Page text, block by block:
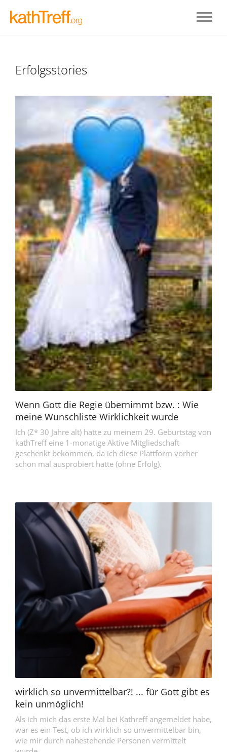
Einloggen
JETZT MITGLIED WERDEN
Erfolgsstories
Wenn Gott die Regie übernimmt bzw. : Wie
meine Wunschliste Wirklichkeit wurde
Ich (Z* 30 Jahre alt) hatte zu meinem 29. Geburtstag von
kathTreff eine 1-monatige Aktive Mitgliedschaft
geschenkt bekommen, da ich diese Plattform vorher
schon mal ausprobiert hatte (ohne Erfolg).
wirklich so unvermittelbar?! ... für Gott gibt es
kein unmöglich!
Als ich mich das erste Mal bei Kathreff angemeldet habe,
war es ein Test, ob ich wirklich so unvermittelbar bin,
wie mir durch nahestehende Personen vermittelt